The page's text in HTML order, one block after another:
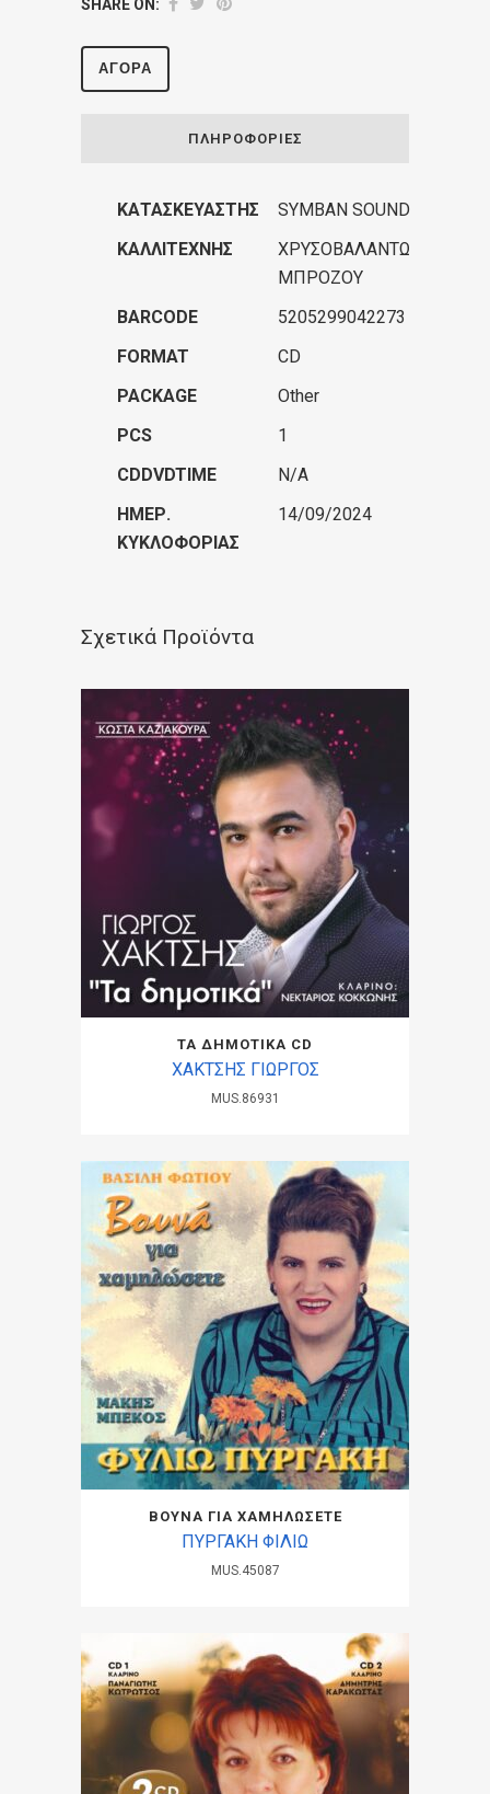
SHARE ON:
ΑΓΟΡΆ
ΠΛΗΡΟΦΟΡΊΕΣ
ΚΑΤΑΣΚΕΥΑΣΤΉΣ
SYMBAN SOUND
ΚΑΛΛΙΤΈΧΝΗΣ
ΧΡΥΣΟΒΑΛΑΝΤΩ
ΜΠΡΟΖΟΥ
BARCODE
5205299042273
FORMAT
CD
PACKAGE
Other
PCS
1
CDDVDTIME
N/A
ΗΜΕΡ.
ΚΥΚΛΟΦΟΡΊΑΣ
14/09/2024
Σχετικά Προϊόντα
ΤΑ ΔΗΜΟΤΙΚΑ CD
ΧΑΚΤΣΗΣ ΓΙΩΡΓΟΣ
MUS.86931
ΒΟΥΝΑ ΓΙΑ ΧΑΜΗΛΩΣΕΤΕ
ΠΥΡΓΑΚΗ ΦΙΛΙΩ
MUS.45087